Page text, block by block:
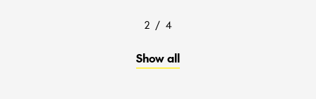
2 / 4
Show all